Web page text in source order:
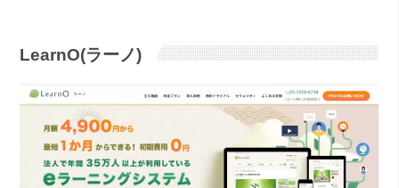
LearnO(ラーノ)